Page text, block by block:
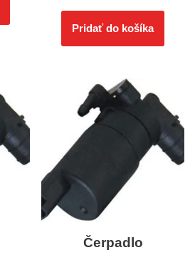
Pridať do košíka
Čerpadlo